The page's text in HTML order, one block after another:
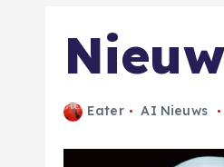
Eater AI Nieuws